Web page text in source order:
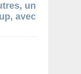
un
avec